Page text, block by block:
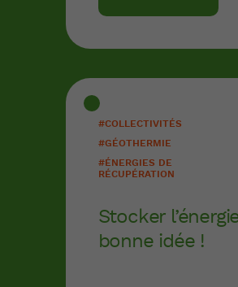
#COLLECTIVITÉS
#GÉOTHERMIE
#ÉNERGIES DE
RÉCUPÉRATION
Stocker
bonne idée !